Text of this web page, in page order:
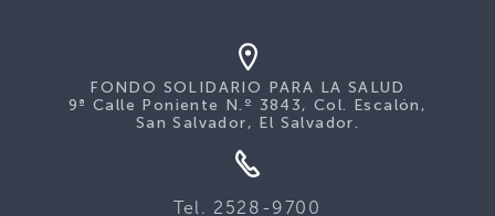
FONDO SOLIDARIO PARA LA SALUD
9ª Calle Poniente N.º 3843, Col. Escalón,
San Salvador, El Salvador.
Tel. 2528-9700